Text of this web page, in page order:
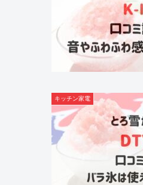
キッチン家電